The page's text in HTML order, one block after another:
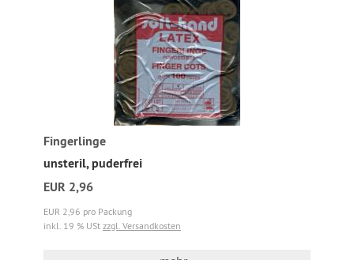
Fingerlinge
unsteril, puderfrei
EUR 2,96
EUR 2,96 pro Packung
inkl. 19 % USt zzgl. Versandkosten